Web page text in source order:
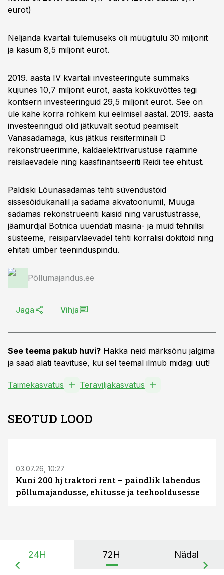
eurot)
Neljanda kvartali tulemuseks oli müügitulu 30 miljonit
ja kasum 8,5 miljonit eurot.
2019. aasta IV kvartali investeeringute summaks
kujunes 10,7 miljonit eurot, aasta kokkuvõttes tegi
kontsern investeeringuid 29,5 miljonit eurot. See on
üle kahe korra rohkem kui eelmisel aastal. 2019. aasta
investeeringud olid jätkuvalt seotud peamiselt
Vanasadamaga, kus jätkus reisiterminali D
rekonstrueerimine, kaldaelektrivarustuse rajamine
reisilaevadele ning kaasfinantseeriti Reidi tee ehitust.
Paldiski Lõunasadamas tehti süvendustöid
sissesõidukanalil ja sadama akvatooriumil, Muuga
sadamas rekonstrueeriti kaisid ning varustustrasse,
jäämurdjal Botnica uuendati masina- ja muid tehnilisi
süsteeme, reisiparvlaevadel tehti korralisi dokitöid ning
ehitati ümber teeninduspindu.
Põllumajandus.ee
Jaga Vihja
See teema pakub huvi? Hakka neid märksõnu jälgima
ja saad alati teavituse, kui sel teemal ilmub midagi uut!
Taimekasvatus Teraviljakasvatus
SEOTUD LOOD
03.07.26, 10:27
Kuni 200 hj traktori rent – paindlik lahendus
põllumajandusse, ehitusse ja teehooldusesse
24H 72H Nädal